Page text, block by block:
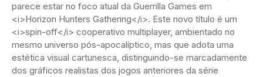
parece estar no foco atual da Guerrilla Games em
<i>Horizon Hunters Gathering</i>. Este novo título é um
<i>spin-off</i> cooperativo multiplayer, ambientado no
mesmo universo pós-apocalíptico, mas que adota uma
estética visual cartunesca, distinguindo-se marcadamente
dos gráficos realistas dos jogos anteriores da série